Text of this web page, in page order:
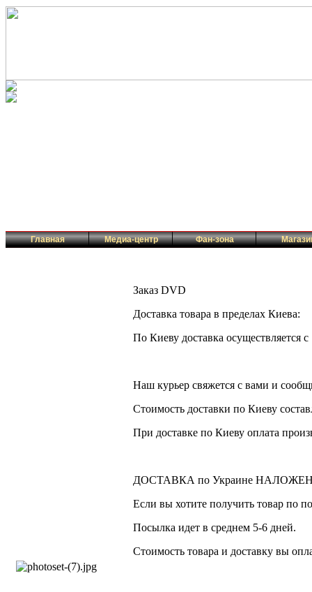
Главная Медиа-центр Фан-зона
Заказ DVD
Доставка товара в пределах Киева:
По Киеву доставка осуществляется
Наш курьер свяжется с вами и
Стоимость доставки по Киеву
При доставке по Киеву оплата
ДОСТАВКА по Украине
Если вы хотите получить товар по
Посылка идет в среднем 5-6 дней.
Стоимость товара и доставку вы